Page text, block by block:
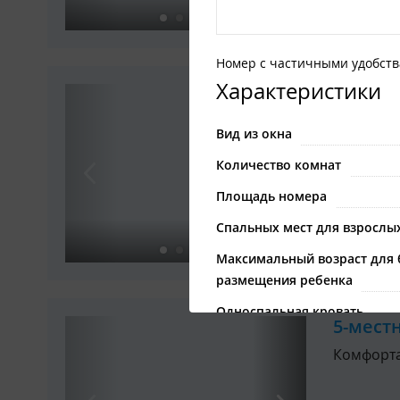
3-
5-
Номер с частичными
Характеристики
Вид из окна
Количество комнат
Площадь номера
Спальных мест для
Максимальный возраст для
размещения ребенка
Односпальная кровать